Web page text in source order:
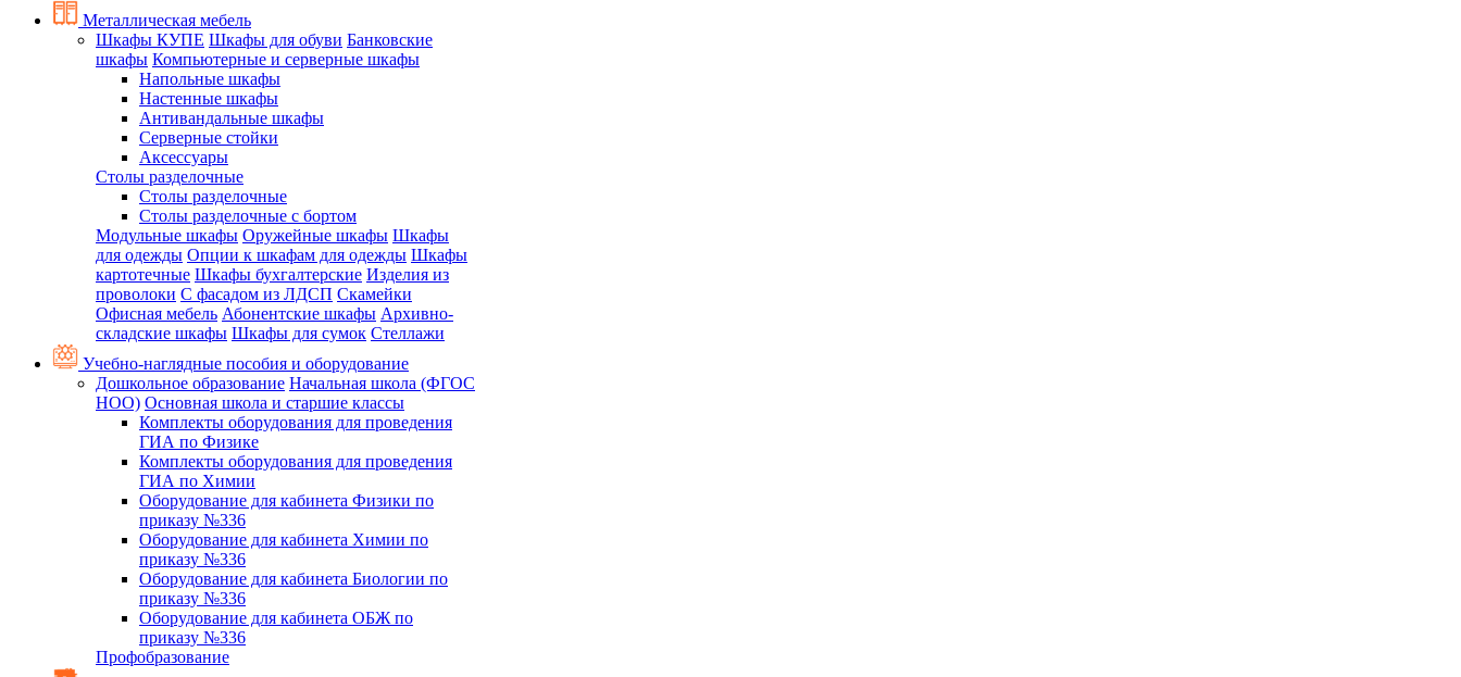
Металлическая мебель
Шкафы КУПЕ Шкафы для обуви Банковские
шкафы Компьютерные и серверные шкафы
Напольные шкафы
Настенные шкафы
Антивандальные шкафы
Серверные стойки
Аксессуары
Столы разделочные
Столы разделочные
Столы разделочные с бортом
Модульные шкафы Оружейные шкафы Шкафы
для одежды Опции к шкафам для одежды Шкафы
картотечные Шкафы бухгалтерские Изделия из
проволоки С фасадом из ЛДСП Скамейки
Офисная мебель Абонентские шкафы Архивно-
складские шкафы Шкафы для сумок Стеллажи
Учебно-наглядные пособия и оборудование
Дошкольное образование Начальная школа (ФГОС
НОО) Основная школа и старшие классы
Комплекты оборудования для проведения
ГИА по Физике
Комплекты оборудования для проведения
ГИА по Химии
Оборудование для кабинета Физики по
приказу №336
Оборудование для кабинета Химии по
приказу №336
Оборудование для кабинета Биологии по
приказу №336
Оборудование для кабинета ОБЖ по
приказу №336
Профобразование